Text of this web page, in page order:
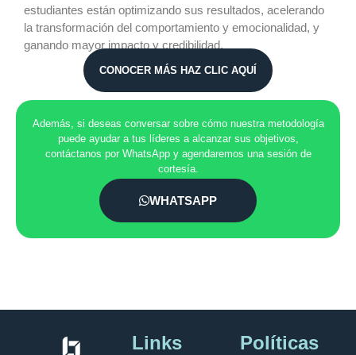
estudiantes están optimizando sus resultados, acelerando
la transformación del comportamiento y emocionalidad, y
ganando mayor impacto y credibilidad.
CONOCER MÁS HAZ CLIC AQUÍ
Además, si deseas conversar sobre cómo nuestra metodología
puede ayudar a tus líderes a alcanzar sus objetivos,
contáctanos por WhatsApp y agendaremos una sesión de
cortesía.
WHATSAPP
Links Políticas